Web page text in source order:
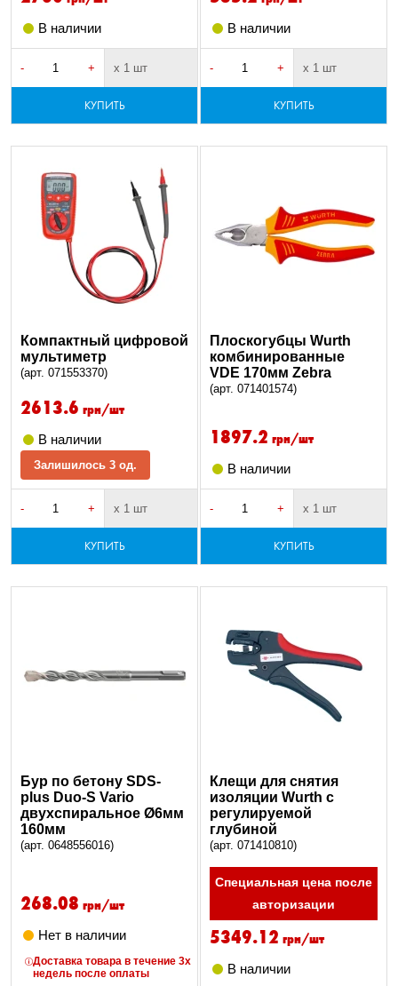
В наличии
- + х 1 шт
КУПИТЬ
В наличии
- + х 1 шт
КУПИТЬ
Компактный цифровой
мультиметр
(арт. 071553370)
2613.6 грн/шт
В наличии
Залишилось 3 од.
- + х 1 шт
КУПИТЬ
Плоскогубцы Wurth
комбинированные
VDE 170мм Zebra
(арт. 071401574)
1897.2 грн/шт
В наличии
- + х 1 шт
КУПИТЬ
Бур по бетону SDS-
plus Duo-S Vario
двухспиральное Ø6мм
160мм
(арт. 0648556016)
268.08 грн/шт
Нет в наличии
Доставка товара в течение 3х
недель после оплаты
Клещи для снятия
изоляции Wurth с
регулируемой
глубиной
(арт. 071410810)
Специальная цена после
авторизации
5349.12 грн/шт
В наличии